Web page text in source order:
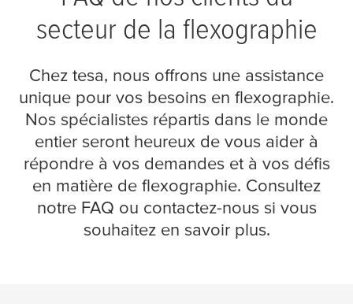
secteur de la flexographie
Chez tesa, nous offrons une assistance
unique pour vos besoins en flexographie.
Nos spécialistes répartis dans le monde
entier seront heureux de vous aider à
répondre à vos demandes et à vos défis
en matière de flexographie. Consultez
notre FAQ ou contactez-nous si vous
souhaitez en savoir plus.